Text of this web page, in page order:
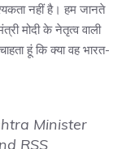
नहीं है। हम जानते
मोदी के नेतृत्व वाली
हूं कि क्या वह भारत-
Minister
RSS